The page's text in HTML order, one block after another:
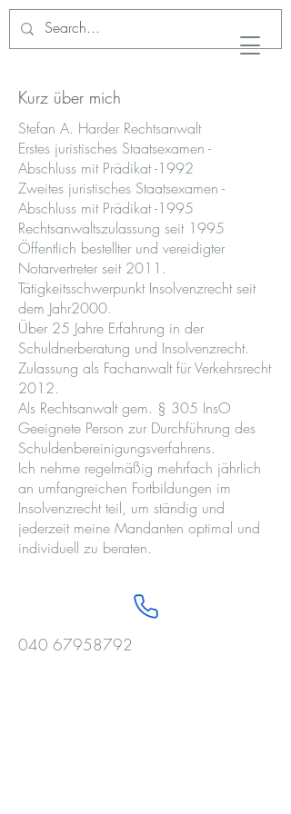
Kurz über mich
Stefan A. Harder Rechtsanwalt
Erstes juristisches Staatsexamen -
Abschluss mit Prädikat -1992
Zweites juristisches Staatsexamen -
Abschluss mit Prädikat -1995
Rechtsanwaltszulassung seit 1995
Öffentlich bestellter und vereidigter
Notarvertreter seit 2011.
Tätigkeitsschwerpunkt Insolvenzrecht seit
dem Jahr2000.
Über 25 Jahre Erfahrung in der
Schuldnerberatung und Insolvenzrecht.
Zulassung als Fachanwalt für Verkehrsrecht
2012.
Als Rechtsanwalt gem. § 305 InsO
Geeignete Person zur Durchführung des
Schuldenbereinigungsverfahrens.
Ich nehme regelmäßig mehrfach jährlich
an umfangreichen Fortbildungen im
Insolvenzrecht teil, um ständig und
jederzeit meine Mandanten optimal und
individuell zu beraten.
040 67958792